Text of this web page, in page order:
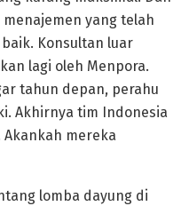
yang telah
Konsultan luar
lagi oleh Menpora.
tahun depan, perahu
Akhirnya tim Indonesia
mereka
lomba dayung di